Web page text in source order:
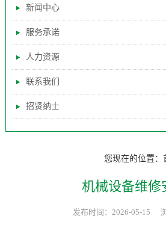
新闻中心
服务承诺
人力资源
联系我们
招贤纳士
您现在的位置：
机械设备维修
发布时间：2026-05-15